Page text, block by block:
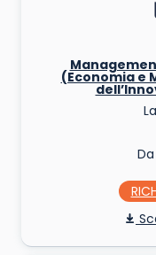
(Economia e